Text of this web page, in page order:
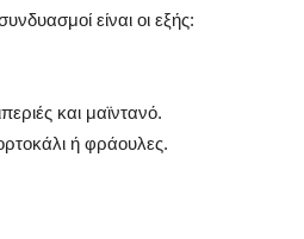
είναι οι εξής:
και μαϊντανό.
ή φράουλες.